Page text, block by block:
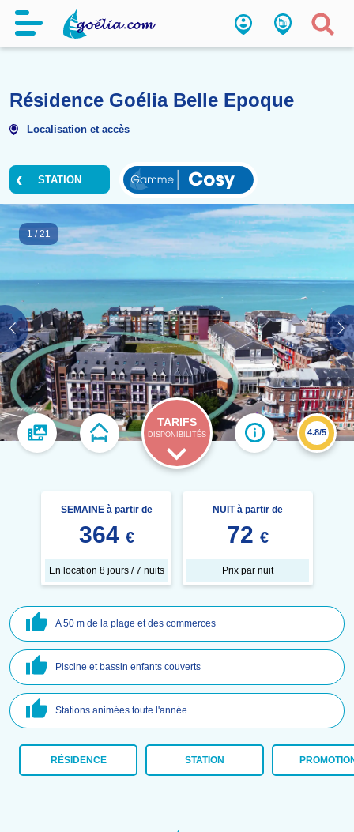
Résidence Goélia Belle
STATION
1 /21
TARIFS
DISPONIBILITÉS 4.8/5
SEMAINE à partir de
364 €
En location 8 jours / 7 nuits
NUIT à partir de
72 €
Prix par nuit
A 50 m de la plage et des commerces
Piscine et bassin enfants couverts
Stations animées toute l'année
RÉSIDENCE STATION